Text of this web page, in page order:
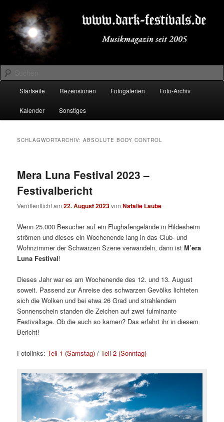
primären
Inhalt
springen
sekundären
Inhalt
springenDARK-FESTIVALS.DE
Suchen
Startseite Rezensionen Fotogalerien Foto-Archiv
Kalender Sonstiges
SCHLAGWORTARCHIV:ABSOLUTE BODY CONTROL
Mera Luna Festival 2023 –
Festivalbericht
Veröffentlicht am22. August 2023vonNatalie Laube
Wenn 25.000 Besucher auf ein Flughafengelände in Hildesheim
strömen und dieses ein Wochenende lang in das Club- und
Wohnzimmer der Schwarzen Szene verwandeln, dann istM’era
Luna Festival!
Dieses Jahr war es am Wochenende des 12. und 13. August
soweit. Passend zur Anreise des schwarzen Gevölks lichteten
sich die Wolken und bei etwa 26 Grad und strahlendem
Sonnenschein standen die Zeichen auf zwei fulminante
Festivaltage. Ob die auch so kamen? Das erfahrt ihr in diesem
Bericht!
Fotolinks:Teil 1 (Samstag) /Teil 2 (Sonntag)